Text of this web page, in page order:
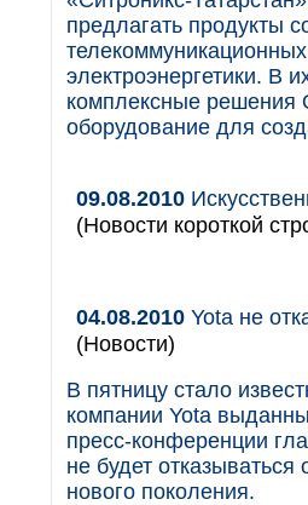
предлагать продукты
электроэнергетики. В
комплексные решения
оборудование для
09.08.2010
(Новости короткой
04.08.2010 Yota не
(Новости)
В пятницу стало
компании Yota
пресс-конференции
не будет
нового поколения.